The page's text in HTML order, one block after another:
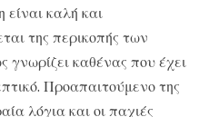
καλή και
της περικοπής των
καθένας που έχει
Προαπαιτούμενο της
λόγια και οι παχιές